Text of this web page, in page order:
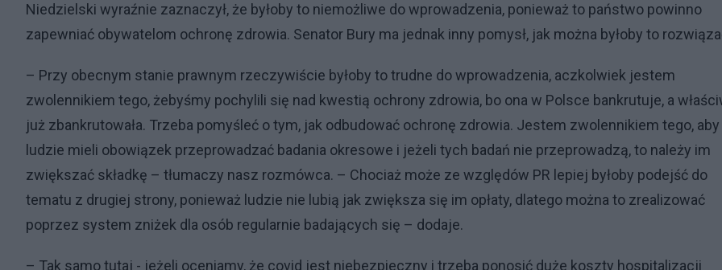
Niedzielski wyraźnie zaznaczył, że byłoby to niemożliwe do wprowadzenia, ponieważ to państwo powinno
zapewniać obywatelom ochronę zdrowia. Senator Bury ma jednak inny pomysł, jak można byłoby to
– Przy obecnym stanie prawnym rzeczywiście byłoby to trudne do wprowadzenia, aczkolwiek jestem
zwolennikiem tego, żebyśmy pochylili się nad kwestią ochrony zdrowia, bo ona w Polsce bankrutuje, a
już zbankrutowała. Trzeba pomyśleć o tym, jak odbudować ochronę zdrowia. Jestem zwolennikiem tego, aby
ludzie mieli obowiązek przeprowadzać badania okresowe i jeżeli tych badań nie przeprowadzą, to należy im
zwiększać składkę – tłumaczy nasz rozmówca. – Chociaż może ze względów PR lepiej byłoby podejść do
tematu z drugiej strony, ponieważ ludzie nie lubią jak zwiększa się im opłaty, dlatego można to zrealizować
poprzez system zniżek dla osób regularnie badających się – dodaje.
– Tak samo tutaj - jeżeli oceniamy, że covid jest niebezpieczny i trzeba ponosić duże koszty hospitalizacji